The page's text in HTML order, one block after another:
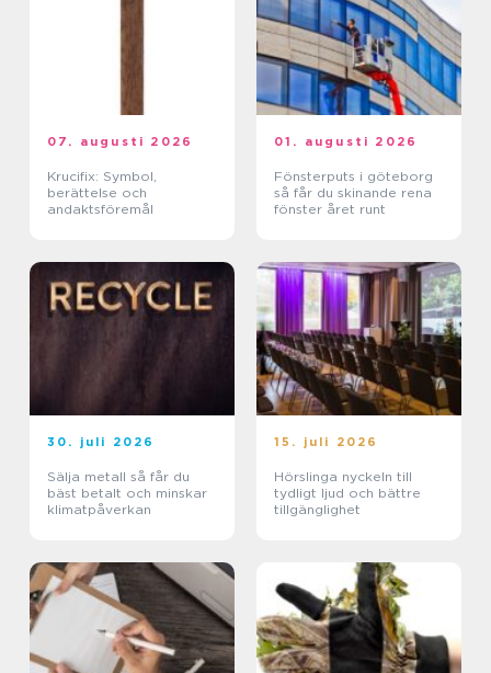
07. augusti 2026
Krucifix: Symbol,
berättelse och
andaktsföremål
01. augusti 2026
Fönsterputs i göteborg
så får du skinande rena
fönster året runt
30. juli 2026
Sälja metall så får du
bäst betalt och minskar
klimatpåverkan
15. juli 2026
Hörslinga nyckeln till
tydligt ljud och bättre
tillgänglighet